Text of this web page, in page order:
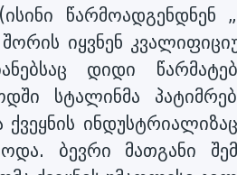
იყვნენ
დიდი
სტალინმა
ქვეყნის
ბევრი მათგანი